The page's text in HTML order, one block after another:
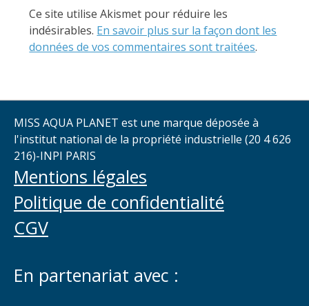
Ce site utilise Akismet pour réduire les
indésirables. En savoir plus sur la façon dont les
données de vos commentaires sont traitées.
MISS AQUA PLANET est une marque déposée à
l'institut national de la propriété industrielle (20 4 626
216)-INPI PARIS
Mentions légales
Politique de confidentialité
CGV
En partenariat avec :